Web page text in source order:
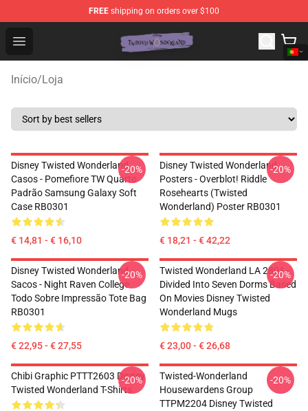
FREE shipping on orders over $100
Open menu
Twisted Wonderland Store - Official Twisted
Início/Loja
Disney Twisted Wonderland
Casos - Pomefiore TW Quarto
Padrão Samsung Galaxy Soft
Case RB0301
€ 14,81 - € 16,10
-20%
Disney Twisted Wonderland
Posters - Overblot! Riddle
Rosehearts (Twisted
Wonderland) Poster RB0301
€ 18,21 - € 42,22
-20%
Disney Twisted Wonderland
Sacos - Night Raven College
Todo Sobre Impressão Tote Bag
RB0301
€ 22,95 - € 27,55
-20%
Twisted Wonderland LA 2801 -
Divided Into Seven Dorms Based
On Movies Disney Twisted
Wonderland Mugs
€ 23,00 - € 26,68
-20%
Chibi Graphic PTTT2603 Disney
Twisted Wonderland T-Shirts
-20%
Twisted-Wonderland
Housewardens Group
TTPM2204 Disney Twisted
-20%